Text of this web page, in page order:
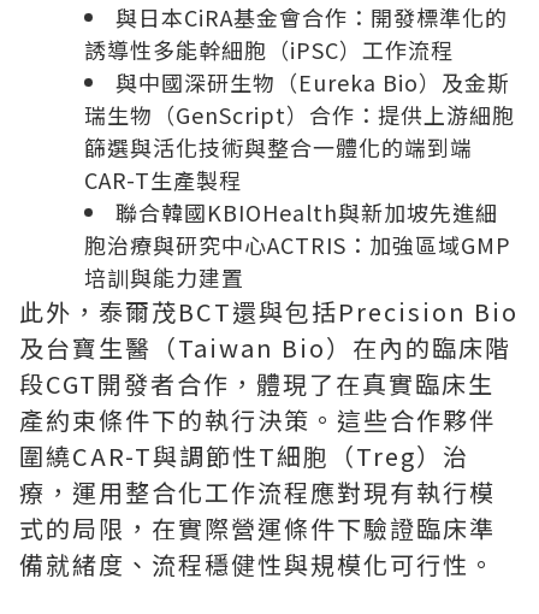
與日本CiRA基金會合作：開發標準化的
誘導性多能幹細胞（iPSC）工作流程
與中國深研生物（Eureka Bio）及金斯
瑞生物（GenScript）合作：提供上游細胞
篩選與活化技術與整合一體化的端到端
CAR-T生產製程
聯合韓國KBIOHealth與新加坡先進細
胞治療與研究中心ACTRIS：加強區域GMP
培訓與能力建置
此外，泰爾茂BCT還與包括Precision Bio
及台寶生醫（Taiwan Bio）在內的臨床階
段CGT開發者合作，體現了在真實臨床生
產約束條件下的執行決策。這些合作夥伴
圍繞CAR-T與調節性T細胞（Treg）治
療，運用整合化工作流程應對現有執行模
式的局限，在實際營運條件下驗證臨床準
備就緒度、流程穩健性與規模化可行性。